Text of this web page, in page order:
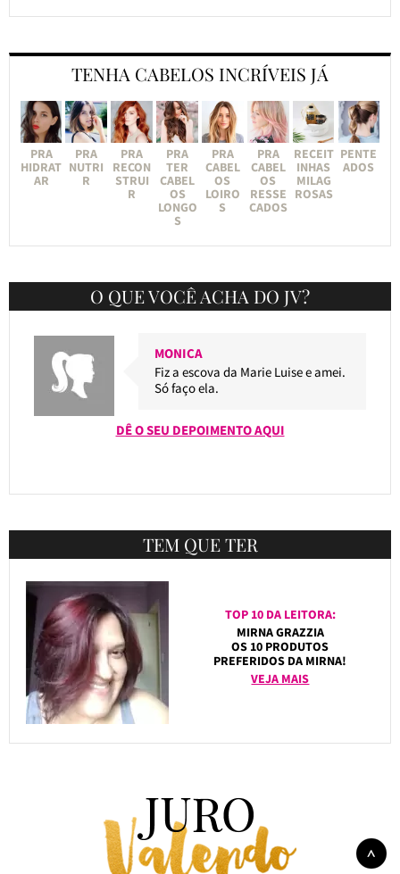
TENHA CABELOS INCRÍVEIS JÁ
PRA
HIDRAT
AR
PRA
NUTRI
R
PRA
RECON
STRUI
R
PRA
TER
CABEL
OS
LONGO
S
PRA
CABEL
OS
LOIRO
S
PRA
CABEL
OS
RESSE
CADOS
RECEIT
INHAS
MILAG
ROSAS
PENTE
ADOS
O QUE VOCÊ ACHA DO JV?
MONICA
Fiz a escova da Marie Luise e amei.
Só faço ela.
DÊ O SEU DEPOIMENTO AQUI
TEM QUE TER
TOP 10 DA LEITORA:
MIRNA GRAZZIA
OS 10 PRODUTOS
PREFERIDOS DA MIRNA!
VEJA MAIS